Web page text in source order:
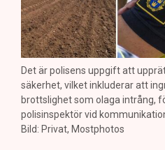
Det är polisens uppgift att
säkerhet, vilket inkluderar att
brottslighet som olaga intrång,
polisinspektör vid
Bild: Privat, Mostphotos